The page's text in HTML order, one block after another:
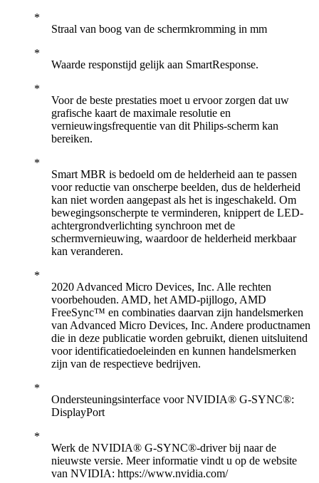
Straal van boog van de schermkromming in mm
Waarde responstijd gelijk aan SmartResponse.
Voor de beste prestaties moet u ervoor zorgen dat uw
grafische kaart de maximale resolutie en
vernieuwingsfrequentie van dit Philips-scherm kan
bereiken.
Smart MBR is bedoeld om de helderheid aan te passen
voor reductie van onscherpe beelden, dus de helderheid
kan niet worden aangepast als het is ingeschakeld. Om
bewegingsonscherpte te verminderen, knippert de LED-
achtergrondverlichting synchroon met de
schermvernieuwing, waardoor de helderheid merkbaar
kan veranderen.
2020 Advanced Micro Devices, Inc. Alle rechten
voorbehouden. AMD, het AMD-pijllogo, AMD
FreeSync™ en combinaties daarvan zijn handelsmerken
van Advanced Micro Devices, Inc. Andere productnamen
die in deze publicatie worden gebruikt, dienen uitsluitend
voor identificatiedoeleinden en kunnen handelsmerken
zijn van de respectieve bedrijven.
Ondersteuningsinterface voor NVIDIA® G-SYNC®:
DisplayPort
Werk de NVIDIA® G-SYNC®-driver bij naar de
nieuwste versie. Meer informatie vindt u op de website
van NVIDIA: https://www.nvidia.com/